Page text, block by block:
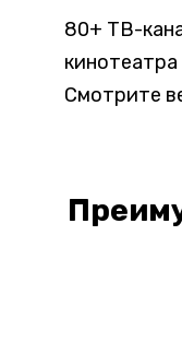
80+ ТВ-
Смотрите